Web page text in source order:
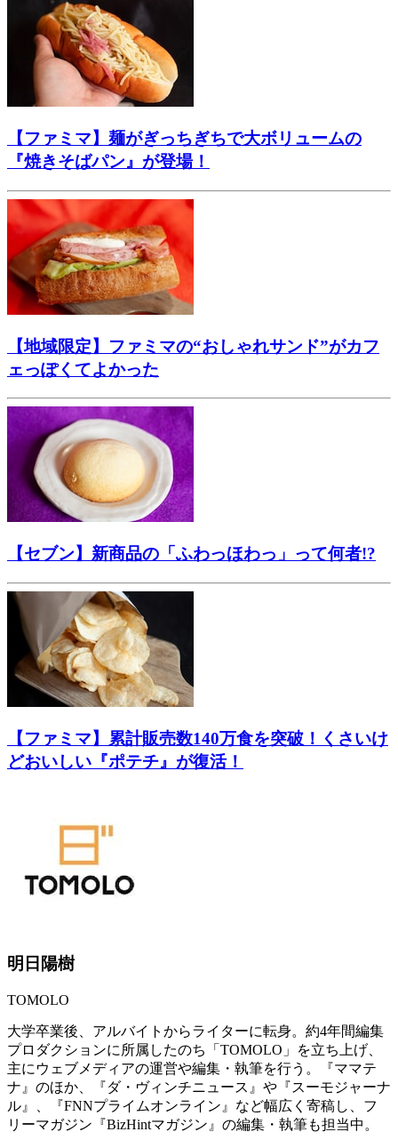
【ファミマ】麺がぎっちぎちで大ボリュームの
『焼きそばパン』が登場！
【地域限定】ファミマの“おしゃれサンド”がカフ
ェっぽくてよかった
【セブン】新商品の「ふわっほわっ」って何者!?
【ファミマ】累計販売数140万食を突破！くさいけ
どおいしい『ポテチ』が復活！
明日陽樹
TOMOLO
大学卒業後、アルバイトからライターに転身。約4年間編集
プロダクションに所属したのち「TOMOLO」を立ち上げ、
主にウェブメディアの運営や編集・執筆を行う。『ママテ
ナ』のほか、『ダ・ヴィンチニュース』や『スーモジャーナ
ル』、『FNNプライムオンライン』など幅広く寄稿し、フ
リーマガジン『BizHintマガジン』の編集・執筆も担当中。